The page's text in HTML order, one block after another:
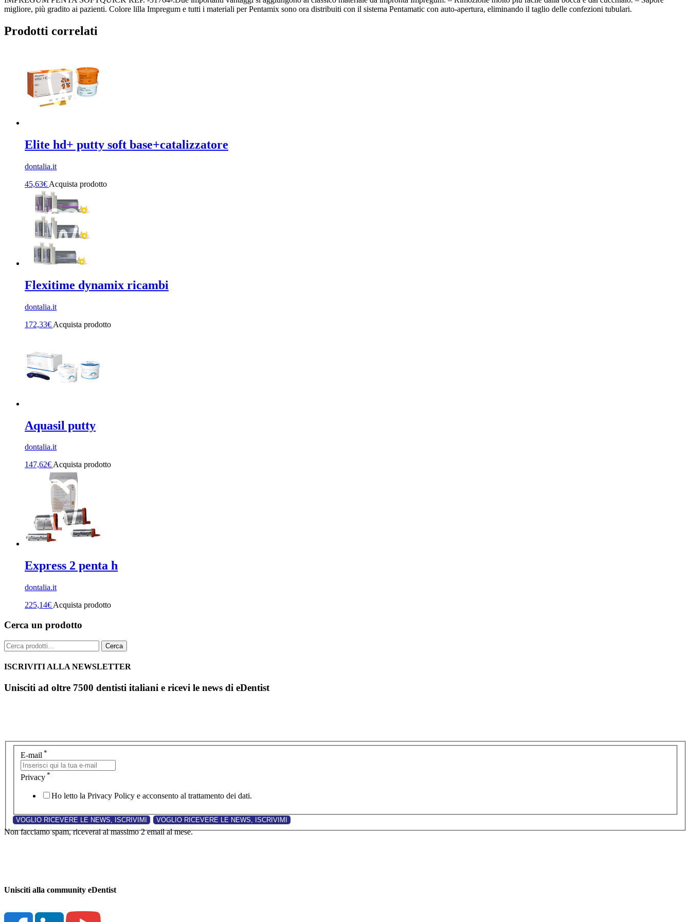
migliore, più gradito ai pazienti. Colore lilla Impregum e tutti i materiali per Pentamix sono ora distribuiti con il sistema Pentamatic con auto-apertura, eliminando il taglio delle confezioni tubulari.
Prodotti correlati
Elite hd+ putty soft base+catalizzatore
dontalia.it
45,63€ Acquista prodotto
Flexitime dynamix ricambi
dontalia.it
172,33€ Acquista prodotto
Aquasil putty
dontalia.it
147,62€Acquista prodotto
Express 2 penta h
dontalia.it
225,14€ Acquista prodotto
Cerca un prodotto
Cerca: Cerca
ISCRIVITI ALLA NEWSLETTER
Unisciti ad oltre 7500 dentisti italiani e ricevi le news di eDentist
E-mail *
Privacy *
Ho letto la Privacy Policy e acconsento al trattamento dei dati.
Non facciamo spam, riceverai al massimo 2 email al mese.
Unisciti alla community eDentist